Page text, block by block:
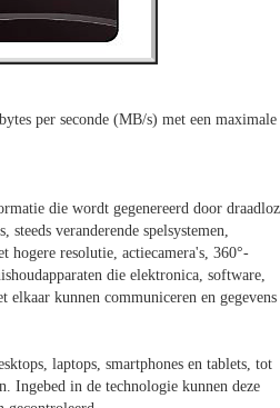
per seconde (MB/s) met een maximale
die wordt gegenereerd door
veranderende spelsystemen,
resolutie, actiecamera's, 360°-
die elektronica, software,
elkaar kunnen communiceren en gegevens
laptops, smartphones en tablets, tot
Ingebed in de technologie kunnen deze